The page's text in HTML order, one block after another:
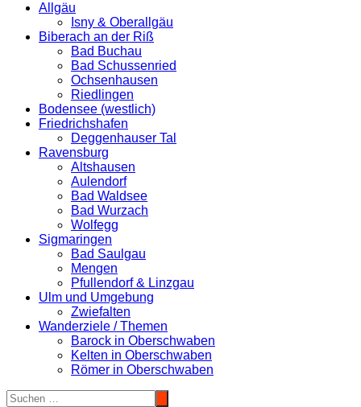
Allgäu
Isny & Oberallgäu
Biberach an der Riß
Bad Buchau
Bad Schussenried
Ochsenhausen
Riedlingen
Bodensee (westlich)
Friedrichshafen
Deggenhauser Tal
Ravensburg
Altshausen
Aulendorf
Bad Waldsee
Bad Wurzach
Wolfegg
Sigmaringen
Bad Saulgau
Mengen
Pfullendorf & Linzgau
Ulm und Umgebung
Zwiefalten
Wanderziele / Themen
Barock in Oberschwaben
Kelten in Oberschwaben
Römer in Oberschwaben